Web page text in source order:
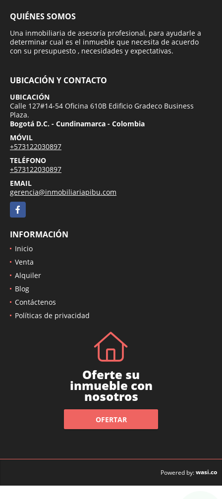
QUIÉNES SOMOS
Una inmobiliaria de asesoría profesional, para ayudarle a
determinar cual es el inmueble que necesita de acuerdo
con su presupuesto , necesidades y expectativas.
UBICACIÓN Y CONTACTO
UBICACIÓN
Calle 127#14-54 Oficina 610B Edificio Gradeco Business
Plaza.
Bogotá D.C. - Cundinamarca - Colombia
MÓVIL
+573122030897
TELÉFONO
+573122030897
EMAIL
gerencia@inmobiliariapibu.com
Facebook
INFORMACIÓN
Inicio
Venta
Alquiler
Blog
Contáctenos
Oferte su
inmueble con
nosotros
OFERTAR
Powered by:wasi.co